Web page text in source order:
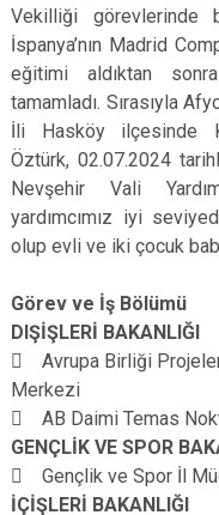
Vekilliği görevlerinde
İspanya’nın Madrid
eğitimi aldıktan
tamamladı. Sırasıyla
İli Hasköy ilçesinde
Öztürk, 02.07.2024
Nevşehir Vali
yardımcımız iyi
olup evli ve iki çocuk
Görev ve İş Bölümü
DIŞİŞLERİ BAKANLIĞI
 Avrupa Birliği
Merkezi
 AB Daimi Temas
GENÇLİK VE SPOR
 Gençlik ve Spor İl
İÇİŞLERİ BAKANLIĞI